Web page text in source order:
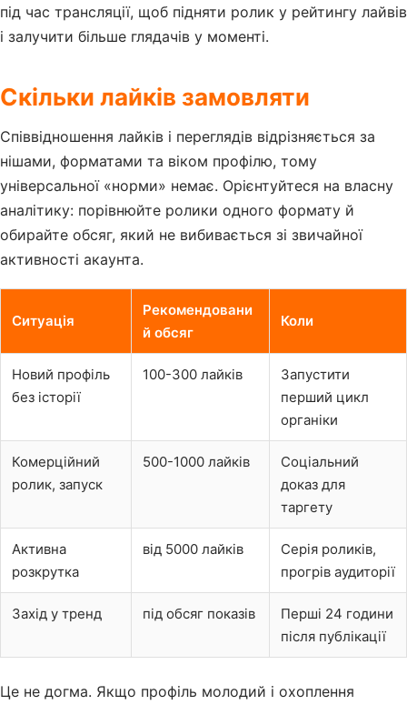
під час трансляції, щоб підняти ролик у рейтингу лайвів
і залучити більше глядачів у моменті.
Скільки лайків замовляти
Співвідношення лайків і переглядів відрізняється за
нішами, форматами та віком профілю, тому
універсальної «норми» немає. Орієнтуйтеся на власну
аналітику: порівнюйте ролики одного формату й
обирайте обсяг, який не вибивається зі звичайної
активності акаунта.
Ситуація
Рекомендовани
й обсяг
Коли
Новий профіль
без історії
100-300 лайків
Запустити
перший цикл
органіки
Комерційний
ролик, запуск
500-1000 лайків
Соціальний
доказ для
таргету
Активна
розкрутка
від 5000 лайків
Серія роликів,
прогрів аудиторії
Захід у тренд під обсяг показів
Перші 24 години
після публікації
Це не догма. Якщо профіль молодий і охоплення